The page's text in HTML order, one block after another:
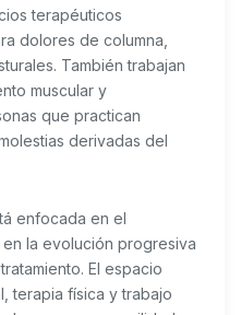
terapéuticos
dolores de columna,
También trabajan
muscular y
que practican
derivadas del
enfocada en el
la evolución progresiva
El espacio
terapia física y trabajo